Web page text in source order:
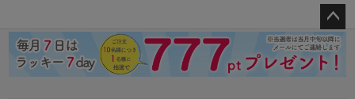
ペー
ジト
ップ